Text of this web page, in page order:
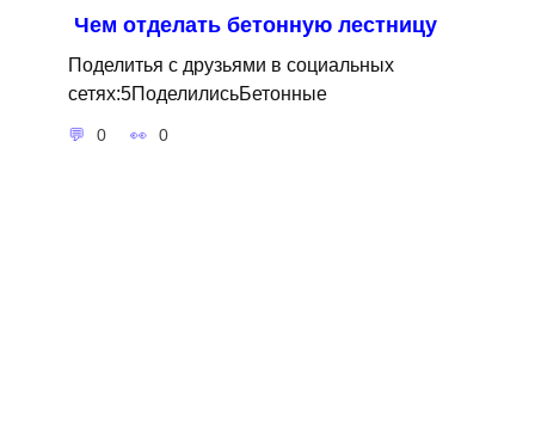
Чем отделать бетонную лестницу
Поделитья с друзьями в социальных
сетях:5ПоделилисьБетонные
0 0